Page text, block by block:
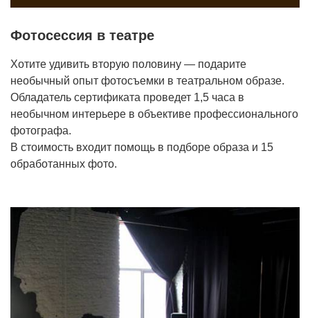
Фотосессия в театре
Хотите удивить вторую половину — подарите
необычный опыт фотосъемки в театральном образе.
Обладатель сертификата проведет 1,5 часа в
необычном интерьере в объективе профессионального
фотографа.
В стоимость входит помощь в подборе образа и 15
обработанных фото.